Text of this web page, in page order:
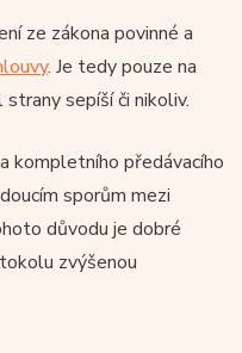
ze zákona povinné a
. Je tedy pouze na
sepíší či nikoliv.
kompletního předávacího
sporům mezi
důvodu je dobré
zvýšenou